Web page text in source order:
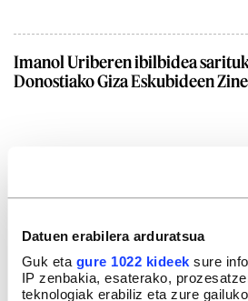
Datuen erabilera arduratsua
Guk eta gure 1022 kideek sure
IP zenbakia, esaterako,
teknologiak erabiliz eta zure
Imanol Uriberen ibilbidea
Donostiako Giza Eskubideen